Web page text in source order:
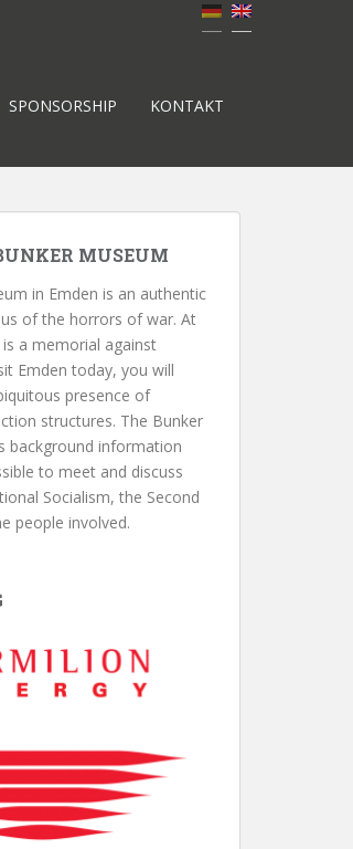
SPONSORSHIP KONTAKT
MUSEUM
in Emden is an authentic
of the horrors of war. At
a memorial against
Emden today, you will
presence of
structures. The Bunker
background information
to meet and discuss
Socialism, the Second
people involved.